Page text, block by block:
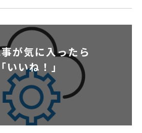
が気に入ったら
「いいね！」